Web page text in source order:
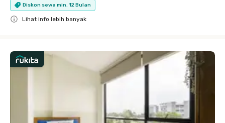
Diskon sewa min. 12 Bulan
Lihat info lebih banyak